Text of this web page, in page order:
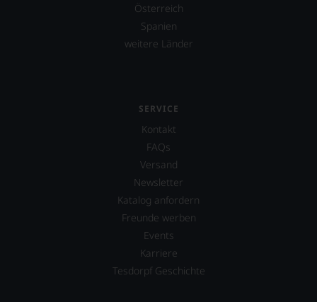
Österreich
Spanien
weitere Länder
SERVICE
Kontakt
FAQs
Versand
Newsletter
Katalog anfordern
Freunde werben
Events
Karriere
Tesdorpf Geschichte